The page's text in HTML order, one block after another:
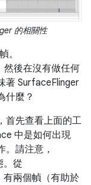
的相關性
。
然後在沒有做任何
著 SurfaceFlinger
什麼？
首先查看上面的工
中是如何出現
請注意，
。從
兩個幀（有助於